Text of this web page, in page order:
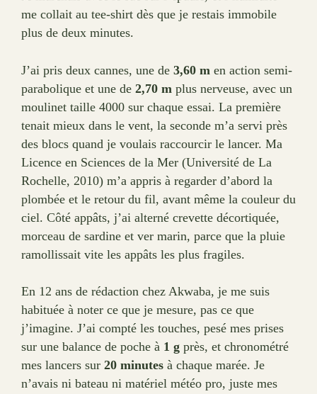
me collait au tee-shirt dès que je restais immobile
plus de deux minutes.
J’ai pris deux cannes, une de 3,60 m en action semi-
parabolique et une de 2,70 m plus nerveuse, avec un
moulinet taille 4000 sur chaque essai. La première
tenait mieux dans le vent, la seconde m’a servi près
des blocs quand je voulais raccourcir le lancer. Ma
Licence en Sciences de la Mer (Université de La
Rochelle, 2010) m’a appris à regarder d’abord la
plombée et le retour du fil, avant même la couleur du
ciel. Côté appâts, j’ai alterné crevette décortiquée,
morceau de sardine et ver marin, parce que la pluie
ramollissait vite les appâts les plus fragiles.
En 12 ans de rédaction chez Akwaba, je me suis
habituée à noter ce que je mesure, pas ce que
j’imagine. J’ai compté les touches, pesé mes prises
sur une balance de poche à 1 g près, et chronométré
mes lancers sur 20 minutes à chaque marée. Je
n’avais ni bateau ni matériel météo pro, juste mes